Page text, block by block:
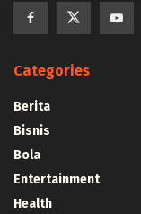
Categories
Berita
Bisnis
Bola
Entertainment
Health